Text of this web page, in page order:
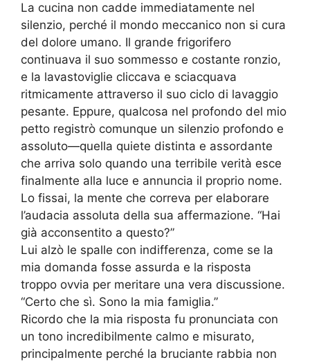
La cucina non cadde immediatamente nel
silenzio, perché il mondo meccanico non si cura
del dolore umano. Il grande frigorifero
continuava il suo sommesso e costante ronzio,
e la lavastoviglie cliccava e sciacquava
ritmicamente attraverso il suo ciclo di lavaggio
pesante. Eppure, qualcosa nel profondo del mio
petto registrò comunque un silenzio profondo e
assoluto—quella quiete distinta e assordante
che arriva solo quando una terribile verità esce
finalmente alla luce e annuncia il proprio nome.
Lo fissai, la mente che correva per elaborare
l’audacia assoluta della sua affermazione. “Hai
già acconsentito a questo?”
Lui alzò le spalle con indifferenza, come se la
mia domanda fosse assurda e la risposta
troppo ovvia per meritare una vera discussione.
“Certo che sì. Sono la mia famiglia.”
Ricordo che la mia risposta fu pronunciata con
un tono incredibilmente calmo e misurato,
principalmente perché la bruciante rabbia non